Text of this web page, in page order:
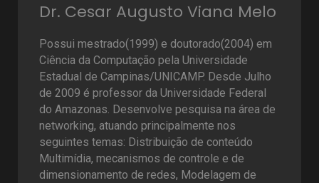
Dr. Cesar Augusto Viana Melo
Possui mestrado(1999) e doutorado(2004) em
Ciência da Computação pela Universidade
Estadual de Campinas/UNICAMP. Desde Julho
de 2009 é professor da Universidade Federal
do Amazonas. Desenvolve pesquisa na área de
networking, atuando principalmente nos
seguintes temas: Distribuição de conteúdo
Multimídia, mecanismos de controle e de
dimensionamento de redes, Modelagem de